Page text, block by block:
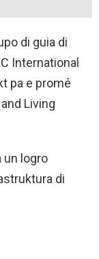
di guia di
International
pa e promé
Living
un logro
di